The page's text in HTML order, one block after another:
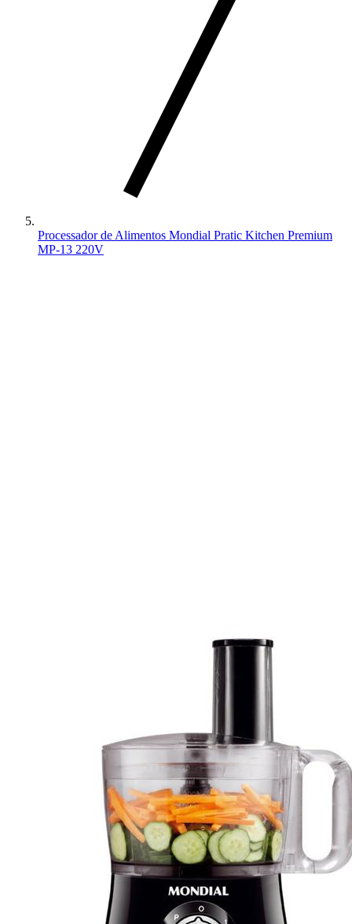
Processador de Alimentos Mondial Pratic Kitchen Premium
MP-13 220V